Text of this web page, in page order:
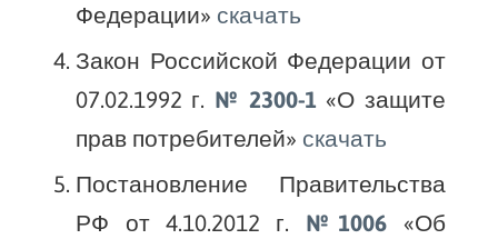
Федерации» скачать
Закон Российской Федерации от
07.02.1992 г. № 2300-1 «О защите
прав потребителей» скачать
Постановление Правительства
РФ от 4.10.2012 г. №1006 «Об